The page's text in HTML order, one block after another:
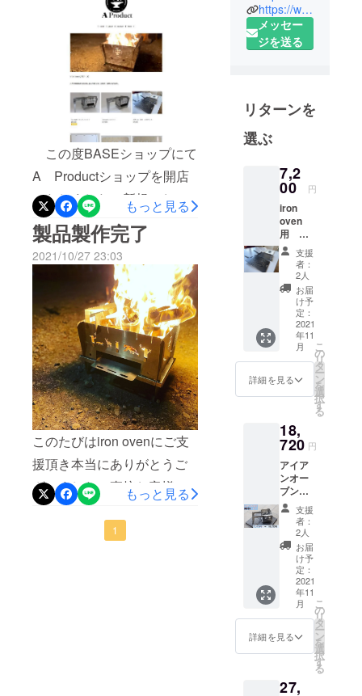
ております。消耗部品や修
理のご依頼、お問い合わせ
等ございましたらこちらの
サイトよりお問い合わせく
ださい。今後異論iron oven
専用収納バックやソロキャ
ンプ用mini mini ovenなどの
販売も予定しておりますの
で、よろしければSNSとと
もにご覧いただけましたら
幸いです。今後ともよろし
くお願いいたします。
この度BASEショップにて
A Productショップを開店
いたしました。新規のお客
様がこちらのショップでiron
ovenや新製品を購入できる
のはもちろん、付属部品の
単品注文が可能となており
ます。「消耗したロストル
だけを交換したい」・「L字
金物を追加で買いたい」・
「傷をつけてしまった部品
を購入したい」等のお客様
は是非ご覧ください。（当
面の間は予約注文となって
おりますご容赦ください）
また今後付属テーブルや旭
川近郊のオリジナルプロダ
クト販売・切り抜きデザイ
もっと見る
製品製作完了
2021/10/27 23:03
このたびはiron ovenにご支
援頂き本当にありがとうご
ざいました。直接お客様と
やりとりする事に喜びを感
じており、社員一同気の引
もっと見る
1
木造ハウス
メーカー向
けの建築金
おります。
セラフレー
ムという鋼
製床梁で特
許を取得し
ており、品
質マネジメ
ントシステ
ムISO9001
を2014年か
ら取得して
https://www.facebook.com/%E4%B8%96%E8%89%AF%E9%89%84%E5%B7%A5%E6%A0%AA%E5%BC%8F%E4%BC%9A%E7%A4%BE-2042308596059438/
メッセー
ジを送る
リターンを
選ぶ
7,2
00 円
iron
oven
用 極
厚焼き
鉄板
厚さ6㎜
スリッ
ト型
（平
板）
肉汁対
応型
（４方
立上
げ）
CAMPF
付属
ケース
（サ
コッ
シュロ
ゴ付）
消費
税・送
料込
（国内
限定）
製品仕
様：素
材
コット
ン 300
㎜×240
リット
支援
者：
2人
お届
け予
定：
2021
年11
月
詳細を見る
こ
の
リ
タ
ー
ン
を
選
択
す
る
18,
720 円
アイア
ンオー
ブン
（iron
oven）
ミニタ
イプ〈1
～2人
用〉
消費
税・送
料込
（国内
様：素
支援
者：
2人
お届
け予
定：
2021
年11
月
詳細を見る
こ
の
リ
タ
ー
ン
を
選
択
す
る
27,